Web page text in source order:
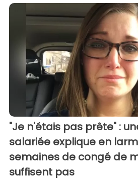
"Je n'étais pas prête" :
salariée explique en
semaines de congé de
suffisent pas